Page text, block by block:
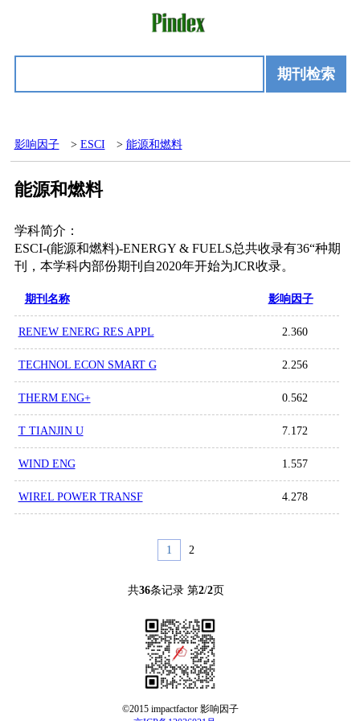
期刊检索
影响因子 > ESCI > 能源和燃料
能源和燃料
学科简介：
ESCI-(能源和燃料)-ENERGY & FUELS总共收录有36“种期
刊，本学科内部份期刊自2020年开始为JCR收录。
期刊名称 影响因子
RENEW ENERG RES APPL 2.360
TECHNOL ECON SMART G 2.256
THERM ENG+ 0.562
T TIANJIN U 7.172
WIND ENG 1.557
WIREL POWER TRANSF 4.278
1 2
共36条记录 第2/2页
©2015 impactfactor 影响因子